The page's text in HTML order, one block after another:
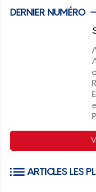
DERNIER NUMÉRO
ARTICLES LES